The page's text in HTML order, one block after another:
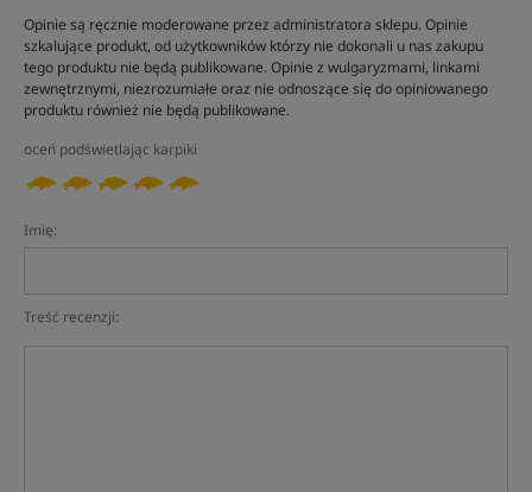
Opinie są ręcznie moderowane przez administratora sklepu. Opinie
szkalujące produkt, od użytkowników którzy nie dokonali u nas zakupu
tego produktu nie będą publikowane. Opinie z wulgaryzmami, linkami
zewnętrznymi, niezrozumiałe oraz nie odnoszące się do opiniowanego
produktu również nie będą publikowane.
oceń podświetlając karpiki
Imię:
Treść recenzji: